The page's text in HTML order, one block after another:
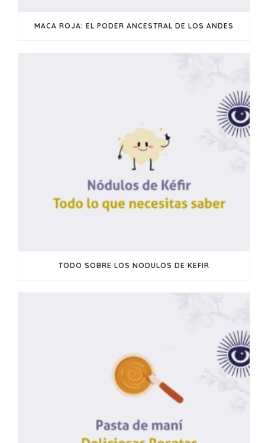
MACA ROJA: EL PODER ANCESTRAL DE LOS ANDES
TODO SOBRE LOS NODULOS DE KEFIR